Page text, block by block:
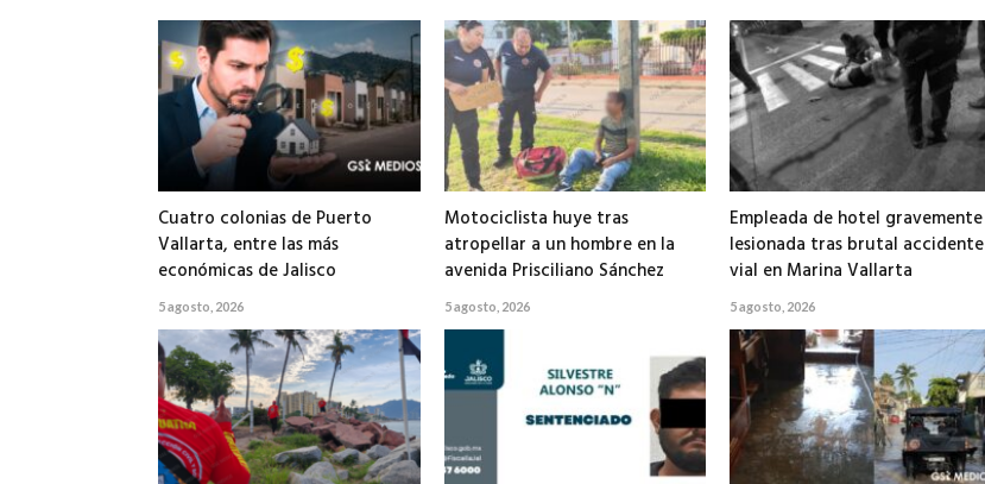
Cuatro colonias de Puerto
Vallarta, entre las más
económicas de Jalisco
5 agosto, 2026
Motociclista huye tras
atropellar a un hombre en la
avenida Prisciliano Sánchez
5 agosto, 2026
Empleada de hotel gravemente
lesionada tras brutal accidente
vial en Marina Vallarta
5 agosto, 2026